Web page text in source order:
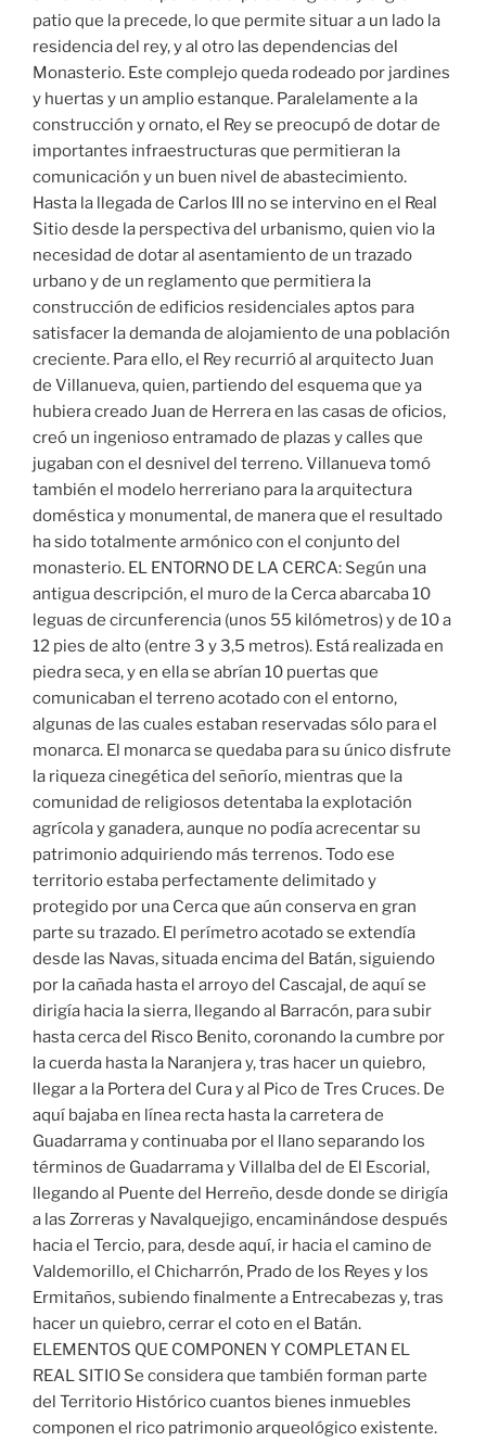
patio que la precede, lo que permite situar a un lado la
residencia del rey, y al otro las dependencias del
Monasterio. Este complejo queda rodeado por jardines
y huertas y un amplio estanque. Paralelamente a la
construcción y ornato, el Rey se preocupó de dotar de
importantes infraestructuras que permitieran la
comunicación y un buen nivel de abastecimiento.
Hasta la llegada de Carlos III no se intervino en el Real
Sitio desde la perspectiva del urbanismo, quien vio la
necesidad de dotar al asentamiento de un trazado
urbano y de un reglamento que permitiera la
construcción de edificios residenciales aptos para
satisfacer la demanda de alojamiento de una población
creciente. Para ello, el Rey recurrió al arquitecto Juan
de Villanueva, quien, partiendo del esquema que ya
hubiera creado Juan de Herrera en las casas de oficios,
creó un ingenioso entramado de plazas y calles que
jugaban con el desnivel del terreno. Villanueva tomó
también el modelo herreriano para la arquitectura
doméstica y monumental, de manera que el resultado
ha sido totalmente armónico con el conjunto del
monasterio. EL ENTORNO DE LA CERCA: Según una
antigua descripción, el muro de la Cerca abarcaba 10
leguas de circunferencia (unos 55 kilómetros) y de 10 a
12 pies de alto (entre 3 y 3,5 metros). Está realizada en
piedra seca, y en ella se abrían 10 puertas que
comunicaban el terreno acotado con el entorno,
algunas de las cuales estaban reservadas sólo para el
monarca. El monarca se quedaba para su único disfrute
la riqueza cinegética del señorío, mientras que la
comunidad de religiosos detentaba la explotación
agrícola y ganadera, aunque no podía acrecentar su
patrimonio adquiriendo más terrenos. Todo ese
territorio estaba perfectamente delimitado y
protegido por una Cerca que aún conserva en gran
parte su trazado. El perímetro acotado se extendía
desde las Navas, situada encima del Batán, siguiendo
por la cañada hasta el arroyo del Cascajal, de aquí se
dirigía hacia la sierra, llegando al Barracón, para subir
hasta cerca del Risco Benito, coronando la cumbre por
la cuerda hasta la Naranjera y, tras hacer un quiebro,
llegar a la Portera del Cura y al Pico de Tres Cruces. De
aquí bajaba en línea recta hasta la carretera de
Guadarrama y continuaba por el llano separando los
términos de Guadarrama y Villalba del de El Escorial,
llegando al Puente del Herreño, desde donde se dirigía
a las Zorreras y Navalquejigo, encaminándose después
hacia el Tercio, para, desde aquí, ir hacia el camino de
Valdemorillo, el Chicharrón, Prado de los Reyes y los
Ermitaños, subiendo finalmente a Entrecabezas y, tras
hacer un quiebro, cerrar el coto en el Batán.
ELEMENTOS QUE COMPONEN Y COMPLETAN EL
REAL SITIO Se considera que también forman parte
del Territorio Histórico cuantos bienes inmuebles
componen el rico patrimonio arqueológico existente.